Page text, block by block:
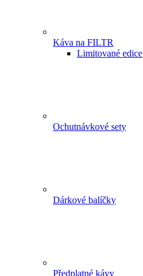
Káva na FILTR
Limitované edice
Ochutnávkové sety
Dárkové balíčky
Předplatné kávy